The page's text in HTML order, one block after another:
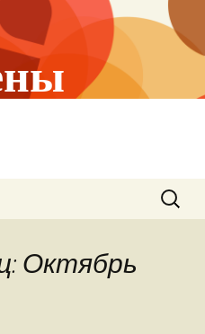
Найти:
Октябрь